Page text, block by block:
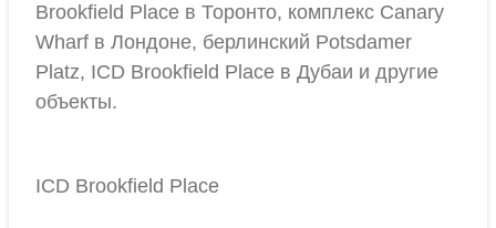
Brookfield Place в Торонто, комплекс Canary
Wharf в Лондоне, берлинский Potsdamer
Platz, ICD Brookfield Place в Дубаи и другие
объекты.
ICD Brookfield Place